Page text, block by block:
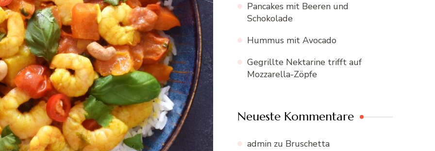
Pancakes mit Beeren und
Schokolade
Hummus mit Avocado
Gegrillte Nektarine trifft auf
Mozzarella-Zöpfe
Neueste Kommentare
admin zu Bruschetta